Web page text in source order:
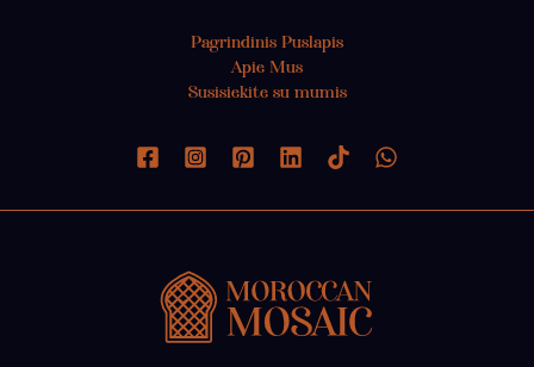
Pagrindinis Puslapis
Apie Mus
Susisiekite su mumis